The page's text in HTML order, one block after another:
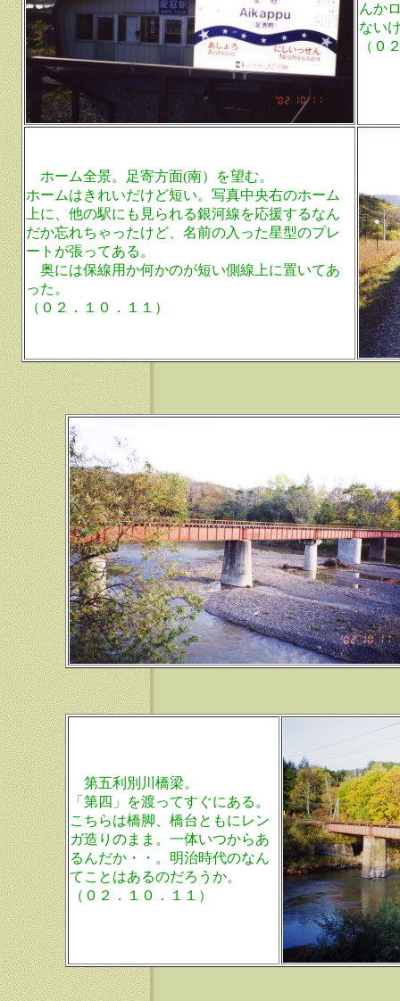
んか
ない
（０
ホーム全景。足寄方面(南）を望む。
ホームはきれいだけど短い。写真中央右のホーム
上に、他の駅にも見られる銀河線を応援するなん
だか忘れちゃったけど、名前の入った星型のプレ
ートが張ってある。
奥には保線用か何かのが短い側線上に置いてあ
った。
（０２．１０．１１）
第五利別川橋梁。
「第四」を渡ってすぐにある。
こちらは橋脚、橋台ともにレン
ガ造りのまま。一体いつからあ
るんだか・・。明治時代のなん
てことはあるのだろうか。
（０２．１０．１１）